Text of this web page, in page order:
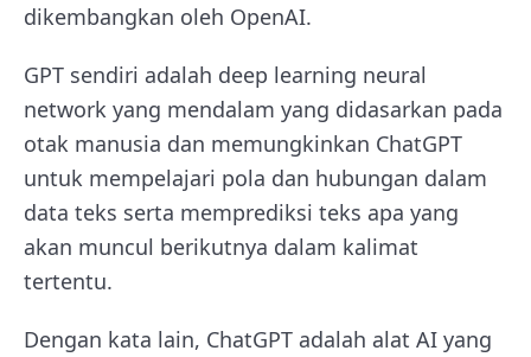
dikembangkan oleh OpenAI.
GPT sendiri adalah deep learning neural
network yang mendalam yang didasarkan pada
otak manusia dan memungkinkan ChatGPT
untuk mempelajari pola dan hubungan dalam
data teks serta memprediksi teks apa yang
akan muncul berikutnya dalam kalimat
tertentu.
Dengan kata lain, ChatGPT adalah alat AI yang